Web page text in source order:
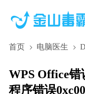
首页 电脑医生
WPS Office错
程序错误